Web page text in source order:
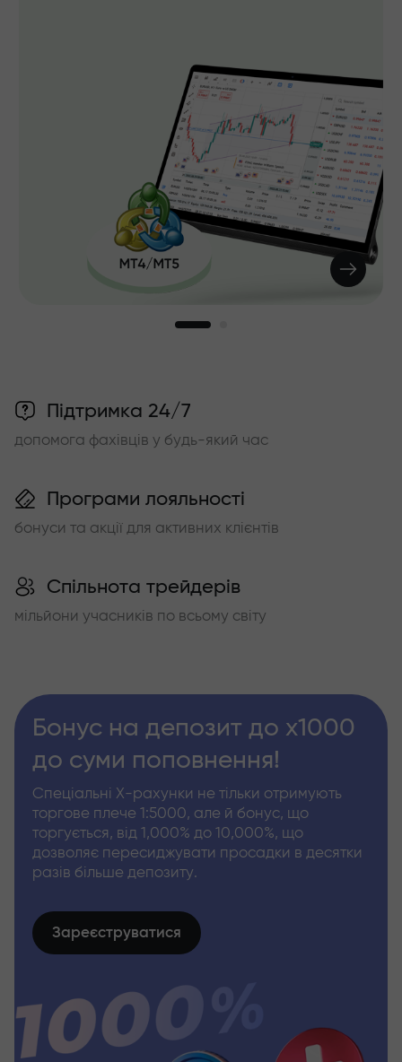
Підтримка 24/7
допомога фахівців у будь-який час
Програми лояльності
бонуси та акції для активних клієнтів
Спільнота трейдерів
мільйони учасників по всьому світу
Бонус на депозит до х1000
до суми поповнення!
Спеціальні Х-рахунки не тільки отримують
торгове плече 1:5000, але й бонус, що
торгується, від 1,000% до 10,000%, що
дозволяє пересиджувати просадки в десятки
разів більше депозиту.
Зареєструватися